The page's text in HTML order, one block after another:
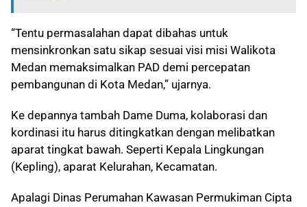
“Tentu permasalahan dapat dibahas untuk
mensinkronkan satu sikap sesuai visi misi Walikota
Medan memaksimalkan PAD demi percepatan
pembangunan di Kota Medan,” ujarnya.
Ke depannya tambah Dame Duma, kolaborasi dan
kordinasi itu harus ditingkatkan dengan melibatkan
aparat tingkat bawah. Seperti Kepala Lingkungan
(Kepling), aparat Kelurahan, Kecamatan.
Apalagi Dinas Perumahan Kawasan Permukiman Cipta